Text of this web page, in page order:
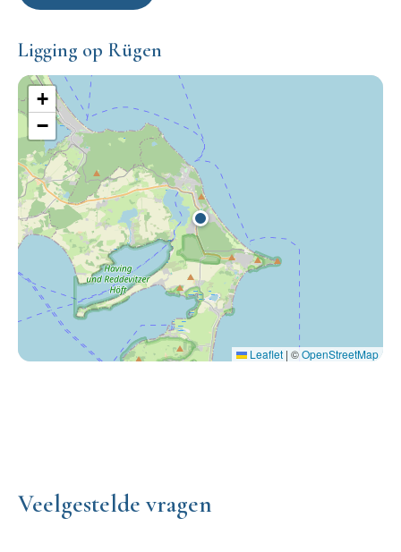
Ligging op Rügen
+
−
Leaflet | ©OpenStreetMap
Veelgestelde vragen